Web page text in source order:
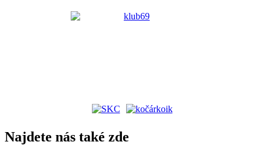
Najdete nás také zde